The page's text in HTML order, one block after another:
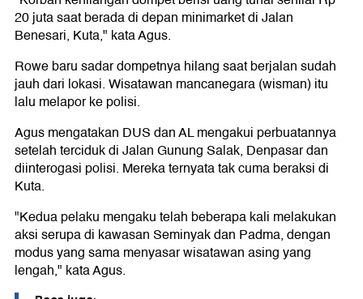
20 juta saat berada di depan minimarket di Jalan
Benesari, Kuta," kata Agus.
Rowe baru sadar dompetnya hilang saat berjalan sudah
jauh dari lokasi. Wisatawan mancanegara (wisman) itu
lalu melapor ke polisi.
Agus mengatakan DUS dan AL mengakui perbuatannya
setelah terciduk di Jalan Gunung Salak, Denpasar dan
diinterogasi polisi. Mereka ternyata tak cuma beraksi di
Kuta.
"Kedua pelaku mengaku telah beberapa kali melakukan
aksi serupa di kawasan Seminyak dan Padma, dengan
modus yang sama menyasar wisatawan asing yang
lengah," kata Agus.